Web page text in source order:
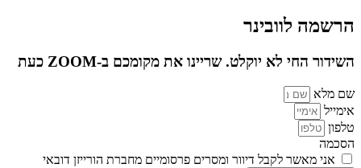
הרשמה לוובינר
השידור החי לא יוקלט. שריינו את מקומכם ב-ZOOM כעת
שם מלא
אימייל
טלפון
הסכמה
אני מאשר לקבל דיוור ומסרים פרסומיים מחברת הורייזן דובאי